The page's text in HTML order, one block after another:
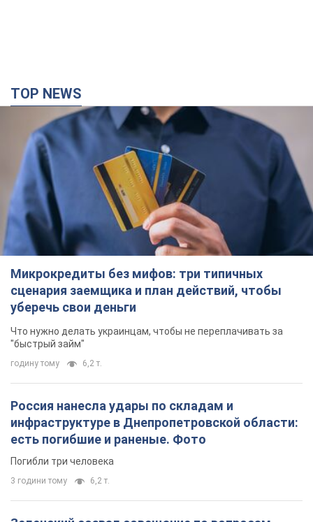
сценария заемщика и план действий, чтобы
уберечь свои деньги
Что нужно делать украинцам, чтобы не переплачивать за
"быстрый займ"
годину тому 6,2 т.
Россия нанесла удары по складам и
инфраструктуре в Днепропетровской области:
есть погибшие и раненые. Фото
Погибли три человека
Зеленский созвал совещание по вопросам
подготовки украинской баллистики и
антибаллистической программы FREYJA: какие
В Киеве рассчитывают на успешное завершение проекта
2 години тому 29,1 т.